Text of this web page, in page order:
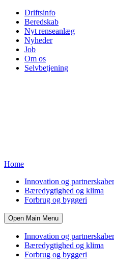
Driftsinfo
Beredskab
Nyt renseanlæg
Nyheder
Job
Om os
Selvbetjening
Home
Innovation og partnerskaber
Bæredygtighed og klima
Forbrug og byggeri
Open Main Menu
Innovation og partnerskaber
Bæredygtighed og klima
Forbrug og byggeri